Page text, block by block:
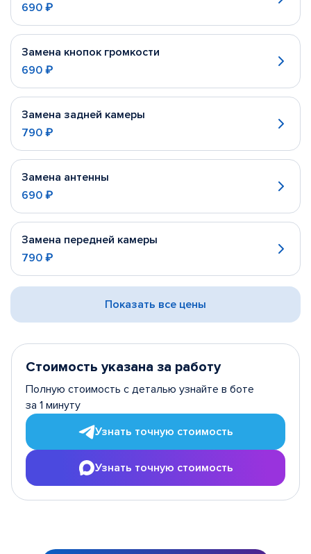
690 ₽
Замена кнопок громкости
690 ₽
Замена задней камеры
790 ₽
Замена антенны
690 ₽
Замена передней камеры
790 ₽
Показать все цены
Стоимость указана за работу
Полную стоимость с деталью узнайте в боте
за 1 минуту
Узнать точную стоимость
Узнать точную стоимость